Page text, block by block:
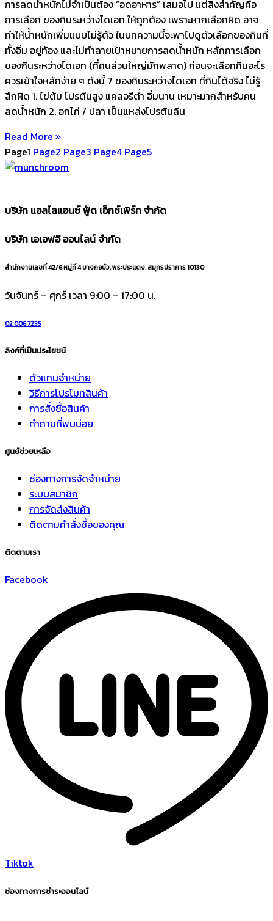
การลดน้ำหนักไม่จำเป็นต้อง “อดอาหาร” เสมอไป แต่สิ่งสำคัญคือ
การเลือก ของกินระหว่างไดเอท ให้ถูกต้อง เพราะหากเลือกผิด อาจ
ทำให้น้ำหนักเพิ่มแบบไม่รู้ตัว ในบทความนี้จะพาไปดูตัวเลือกของกินที่
ทั้งอิ่ม อยู่ท้อง และไม่ทำลายเป้าหมายการลดน้ำหนัก หลักการเลือก
ของกินระหว่างไดเอท (ที่คนส่วนใหญ่มักพลาด) ก่อนจะเลือกกินอะไร
ควรเข้าใจหลักง่าย ๆ ดังนี้ 7 ของกินระหว่างไดเอท ที่กินได้จริง ไม่รู้
สึกผิด 1. ไข่ต้ม โปรตีนสูง แคลอรีต่ำ อิ่มนาน เหมาะมากสำหรับคน
ลดน้ำหนัก 2. อกไก่ / ปลา เป็นแหล่งโปรตีนลีน
Read More »
Page1 Page2 Page3 Page4 Page5
บริษัท แอลไลแอนซ์ ฟู้ด เอ็กซ์เพิร์ท จำกัด
บริษัท เอเอฟอี ออนไลน์ จำกัด
สำนักงานเลขที่ 42/6 หมู่ที่ 4 บางกอบัว, พระประแดง, สมุทรปราการ 10130
วันจันทร์ – ศุกร์ เวลา 9:00 – 17:00 น.
02 006 7235
ลิงค์ที่เป็นประโยชน์
ตัวแทนจำหน่าย
วิธีการโปรโมทสินค้า
การสั่งซื้อสินค้า
คำถามที่พบบ่อย
ศูนย์ช่วยเหลือ
ช่องทางการจัดจำหน่าย
ระบบสมาชิก
การจัดส่งสินค้า
ติดตามคำสั่งซื้อของคุณ
ติดตามเรา
Facebook
Tiktok
ช่องทางการชำระออนไลน์